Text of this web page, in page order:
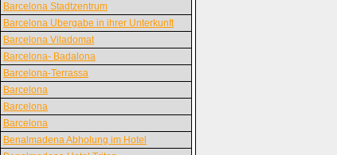
Barcelona Stadtzentrum
Barcelona Ubergabe in ihrer Unterkunft
Barcelona Viladomat
Barcelona- Badalona
Barcelona-Terrassa
Barcelona
Barcelona
Barcelona
Benalmadena Abholung im Hotel